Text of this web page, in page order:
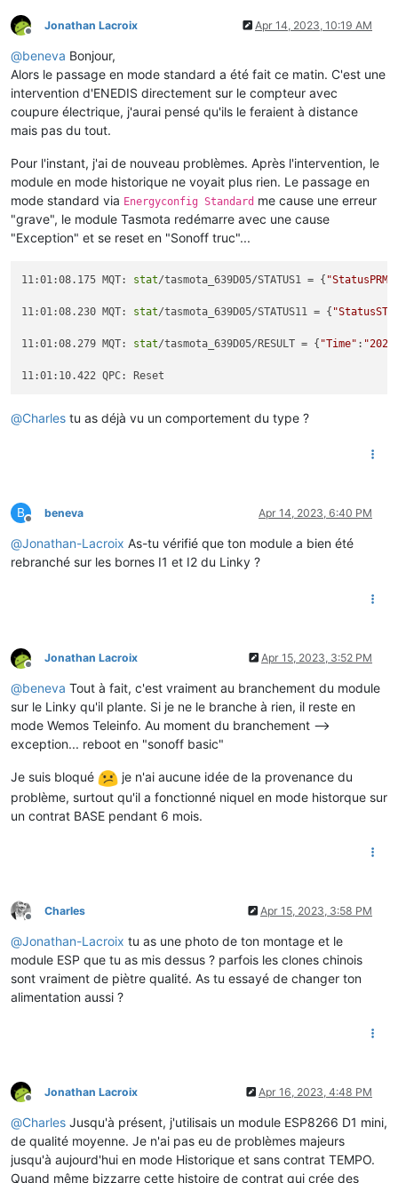
Offline
Jonathan Lacroix Apr 14, 2023, 10:19 AM
@beneva Bonjour,
Alors le passage en mode standard a été fait ce matin. C'est une
intervention d'ENEDIS directement sur le compteur avec
coupure électrique, j'aurai pensé qu'ils le feraient à distance
mais pas du tout.
Pour l'instant, j'ai de nouveau problèmes. Après l'intervention, le
module en mode historique ne voyait plus rien. Le passage en
mode standard via Energyconfig Standard me cause une erreur
"grave", le module Tasmota redémarre avec une cause
"Exception" et se reset en "Sonoff truc"...
11:01:08.175 MQT: stat/tasmota_639D05/STATUS1 = { "StatusPRM"
11:01:08.230 MQT: stat/tasmota_639D05/STATUS11 = {
11:01:08.279 MQT: stat/tasmota_639D05/RESULT = { "Time" :
@Charles tu as déjà vu un comportement du type ?
B
Offline
beneva Apr 14, 2023, 6:40 PM
@Jonathan-Lacroix As-tu vérifié que ton module a bien été
rebranché sur les bornes I1 et I2 du Linky ?
Offline
Jonathan Lacroix Apr 15, 2023, 3:52 PM
@beneva Tout à fait, c'est vraiment au branchement du module
sur le Linky qu'il plante. Si je ne le branche à rien, il reste en
mode Wemos Teleinfo. Au moment du branchement -->
exception... reboot en "sonoff basic"
Je suis bloqué
je n'ai aucune idée de la provenance du
problème, surtout qu'il a fonctionné niquel en mode historque sur
un contrat BASE pendant 6 mois.
Offline
Charles Apr 15, 2023, 3:58 PM
@Jonathan-Lacroix tu as une photo de ton montage et le
module ESP que tu as mis dessus ? parfois les clones chinois
sont vraiment de piètre qualité. As tu essayé de changer ton
alimentation aussi ?
Offline
Jonathan Lacroix Apr 16, 2023, 4:48 PM
@Charles Jusqu'à présent, j'utilisais un module ESP8266 D1 mini,
de qualité moyenne. Je n'ai pas eu de problèmes majeurs
jusqu'à aujourd'hui en mode Historique et sans contrat TEMPO.
Quand même bizzarre cette histoire de contrat qui crée des